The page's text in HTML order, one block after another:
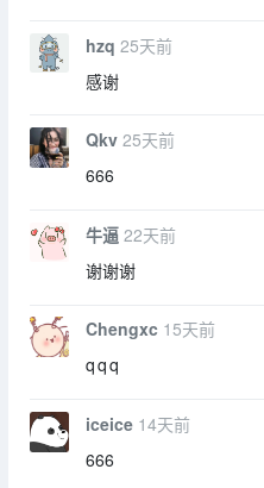
hzq 25天前
感谢
Qkv 25天前
666
牛逼 22天前
谢谢谢
Chengxc 15天前
q q q
iceice 14天前
666